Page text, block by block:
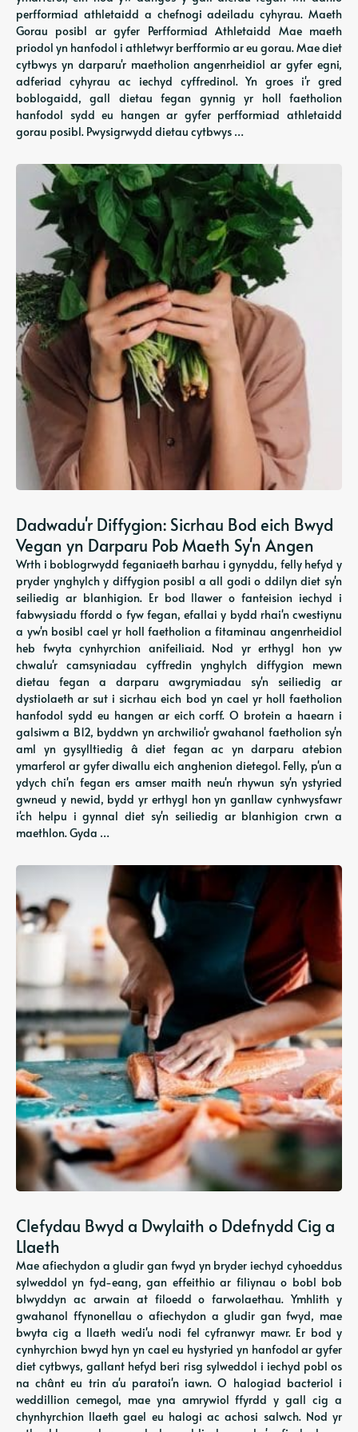
perfformiad athletaidd a chefnogi adeiladu cyhyrau. Maeth
Gorau posibl ar gyfer Perfformiad Athletaidd Mae maeth
priodol yn hanfodol i athletwyr berfformio ar eu gorau. Mae diet
cytbwys yn darparu'r maetholion angenrheidiol ar gyfer egni,
adferiad cyhyrau ac iechyd cyffredinol. Yn groes i'r gred
boblogaidd, gall dietau fegan gynnig yr holl faetholion
hanfodol sydd eu hangen ar gyfer perfformiad athletaidd
gorau posibl. Pwysigrwydd dietau cytbwys …
Dadwadu'r Diffygion: Sicrhau Bod eich Bwyd
Vegan yn Darparu Pob Maeth Sy'n Angen
Wrth i boblogrwydd feganiaeth barhau i gynyddu, felly hefyd y
pryder ynghylch y diffygion posibl a all godi o ddilyn diet sy'n
seiliedig ar blanhigion. Er bod llawer o fanteision iechyd i
fabwysiadu ffordd o fyw fegan, efallai y bydd rhai'n cwestiynu
a yw'n bosibl cael yr holl faetholion a fitaminau angenrheidiol
heb fwyta cynhyrchion anifeiliaid. Nod yr erthygl hon yw
chwalu'r camsyniadau cyffredin ynghylch diffygion mewn
dietau fegan a darparu awgrymiadau sy'n seiliedig ar
dystiolaeth ar sut i sicrhau eich bod yn cael yr holl faetholion
hanfodol sydd eu hangen ar eich corff. O brotein a haearn i
galsiwm a B12, byddwn yn archwilio'r gwahanol faetholion sy'n
aml yn gysylltiedig â diet fegan ac yn darparu atebion
ymarferol ar gyfer diwallu eich anghenion dietegol. Felly, p'un a
ydych chi'n fegan ers amser maith neu'n rhywun sy'n ystyried
gwneud y newid, bydd yr erthygl hon yn ganllaw cynhwysfawr
i'ch helpu i gynnal diet sy'n seiliedig ar blanhigion crwn a
maethlon. Gyda …
Clefydau Bwyd a Dwylaith o Ddefnydd Cig a
Llaeth
Mae afiechydon a gludir gan fwyd yn bryder iechyd cyhoeddus
sylweddol yn fyd-eang, gan effeithio ar filiynau o bobl bob
blwyddyn ac arwain at filoedd o farwolaethau. Ymhlith y
gwahanol ffynonellau o afiechydon a gludir gan fwyd, mae
bwyta cig a llaeth wedi'u nodi fel cyfranwyr mawr. Er bod y
cynhyrchion bwyd hyn yn cael eu hystyried yn hanfodol ar gyfer
diet cytbwys, gallant hefyd beri risg sylweddol i iechyd pobl os
na chânt eu trin a'u paratoi'n iawn. O halogiad bacteriol i
weddillion cemegol, mae yna amrywiol ffyrdd y gall cig a
chynhyrchion llaeth gael eu halogi ac achosi salwch. Nod yr